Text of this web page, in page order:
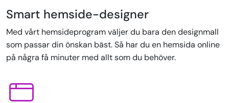
Smart hemside-designer
Med vårt hemsideprogram väljer du bara den designmall
som passar din önskan bäst. Så har du en hemsida online
på några få minuter med allt som du behöver.